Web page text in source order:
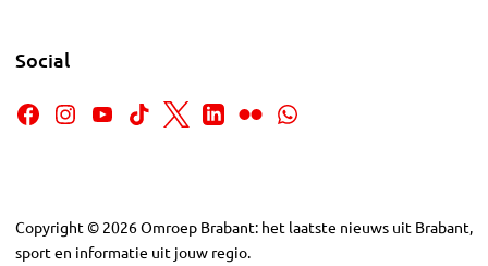
Social
Copyright © 2026Omroep Brabant: het laatste nieuws uit Brabant,
sport en informatie uit jouw regio.